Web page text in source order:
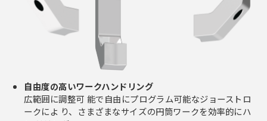
自由度の高いワークハンドリング
広範囲に調整可 能で自由にプログラム可能なジョーストロ
ークによ り、さまざまなサイズの円筒ワークを効率的にハ